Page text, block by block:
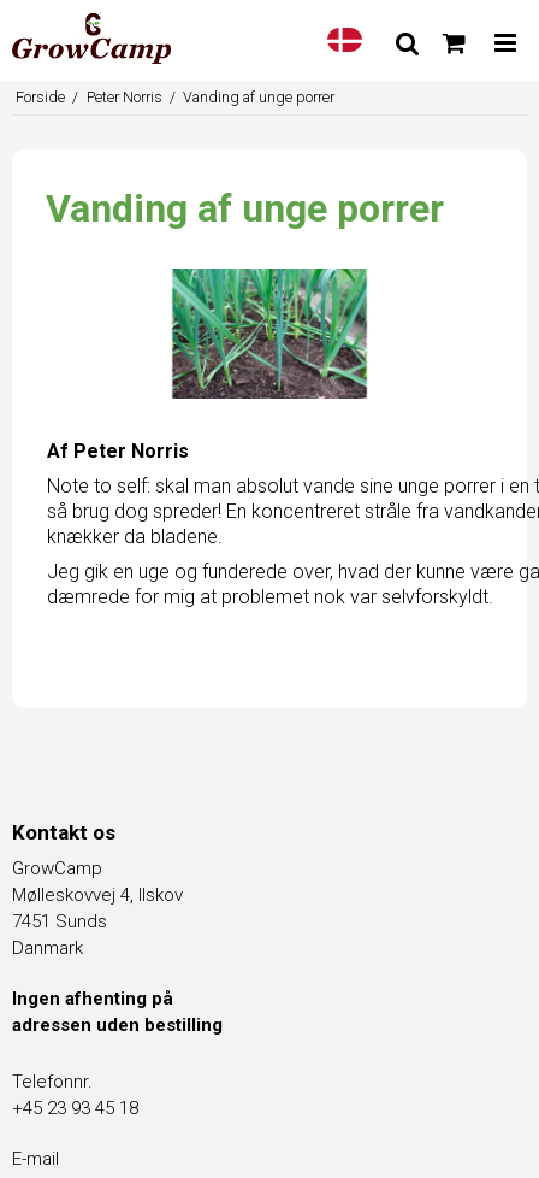
Forside / Peter Norris / Vanding af unge porrer
Vanding af unge porrer
Af Peter Norris
Note to self: skal man absolut vande sine unge porrer i en
så brug dog spreder! En koncentreret stråle fra
knækker da bladene.
Jeg gik en uge og funderede over, hvad der kunne være
dæmrede for mig at problemet nok var selvforskyldt.
Kontakt os
GrowCamp
Mølleskovvej 4, Ilskov
7451 Sunds
Danmark
Ingen afhenting på
adressen uden bestilling
Telefonnr.
+45 23 93 45 18
E-mail